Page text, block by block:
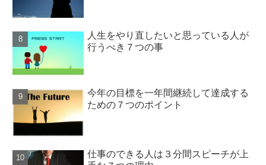
人生をやり直したいと思っている人が
行うべき７つの事
今年の目標を一年間継続して達成する
ための７つのポイント
仕事のできる人は３分間スピーチが上